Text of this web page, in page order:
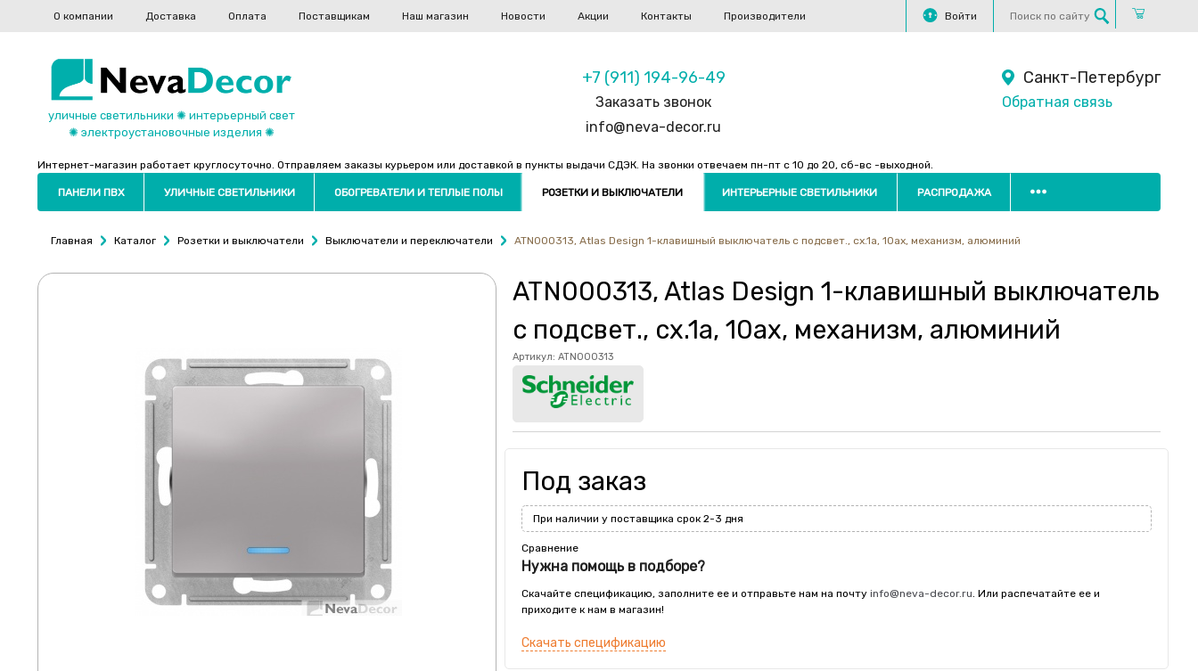
Войти
О компании Доставка Оплата Поставщикам Наш магазин Новости Акции Контакты Производители
уличные светильники ✺ интерьерный свет
✺ электроустановочные изделия ✺
+7 (911) 194-96-49
Заказать звонок
info@neva-decor.ru
Санкт-Петербург
Обратная связь
Интернет-магазин работает круглосуточно. Отправляем заказы курьером или доставкой в пункты выдачи СДЭК. На звонки отвечаем пн-пт с 10 до 20, сб-вс -выходной.
ПАНЕЛИ ПВХ УЛИЧНЫЕ СВЕТИЛЬНИКИ ОБОГРЕВАТЕЛИ И ТЕПЛЫЕ ПОЛЫ РОЗЕТКИ И ВЫКЛЮЧАТЕЛИ ИНТЕРЬЕРНЫЕ СВЕТИЛЬНИКИ РАСПРОДАЖА
Главная Каталог Розетки и выключатели Выключатели и переключатели ATN000313, Atlas Design 1-клавишный выключатель с подсвет., сх.1а, 10ах, механизм, алюминий
ATN000313, Atlas Design 1-клавишный выключатель
с подсвет., сх.1а, 10ах, механизм, алюминий
Артикул: ATN000313
Под заказ
При наличии у поставщика срок 2-3 дня
Сравнение
Нужна помощь в подборе?
Скачайте спецификацию, заполните ее и отправьте нам на почту info@neva-decor.ru . Или распечатайте ее и
приходите к нам в магазин!
Скачать спецификацию